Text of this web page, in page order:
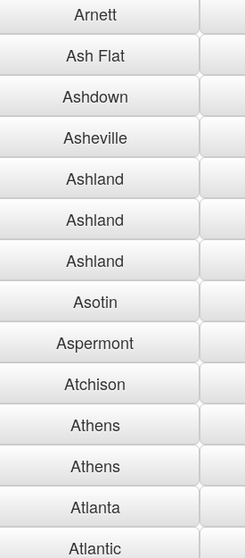
Arnett
Ash Flat
Ashdown
Asheville
Ashland
Ashland
Ashland
Asotin
Aspermont
Atchison
Athens
Athens
Atlanta
Atlantic